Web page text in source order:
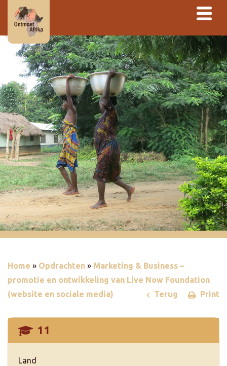
Home » Opdrachten » Marketing & Business –
promotie en ontwikkeling van Live Now Foundation
(website en sociale media)
Print
Terug
11
Land